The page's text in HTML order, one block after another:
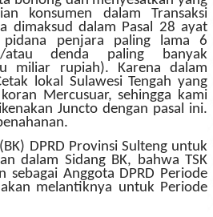
konsumen dalam Transaksi
dimaksud dalam Pasal 28 ayat
penjara paling lama 6
denda paling banyak
miliar rupiah). Karena dalam
lokal Sulawesi Tengah yang
Mercusuar, sehingga kami
Juncto dengan pasal ini.
DPRD Provinsi Sulteng untuk
dalam Sidang BK, bahwa TSK
sebagai Anggota DPRD Periode
melantiknya untuk Periode